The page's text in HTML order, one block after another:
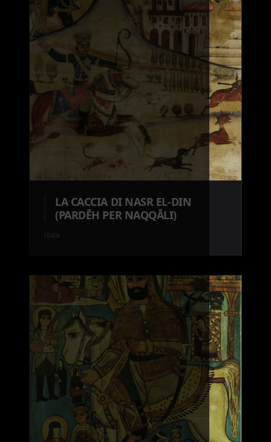
LA CACCIA DI NASR EL-DIN
(PARDĒH PER NAQQĀLI)
IRAN